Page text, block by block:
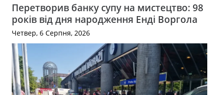
Перетворив банку супу на мистецтво: 98
років від дня народження Енді Воргола
Четвер, 6 Серпня, 2026